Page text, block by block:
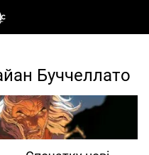
Буччеллато